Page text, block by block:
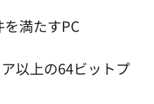
満たすPC
以上の64ビットプ